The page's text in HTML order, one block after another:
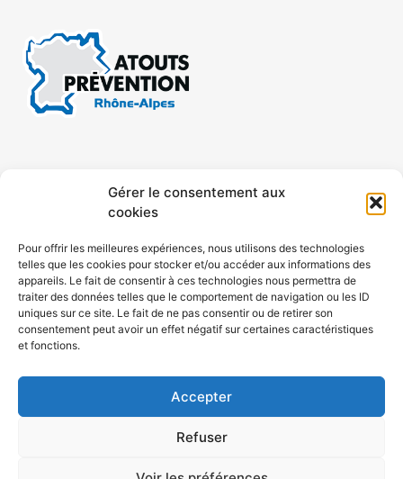
Gérer le consentement aux
cookies
Pour offrir les meilleures expériences, nous utilisons des technologies
telles que les cookies pour stocker et/ou accéder aux informations des
appareils. Le fait de consentir à ces technologies nous permettra de
traiter des données telles que le comportement de navigation ou les ID
uniques sur ce site. Le fait de ne pas consentir ou de retirer son
consentement peut avoir un effet négatif sur certaines caractéristiques
et fonctions.
Accepter
Refuser
CONTACT MENTIONS LÉGALES
ACCESSIBILITÉ
POLITIQUE DE COOKIES (UE)